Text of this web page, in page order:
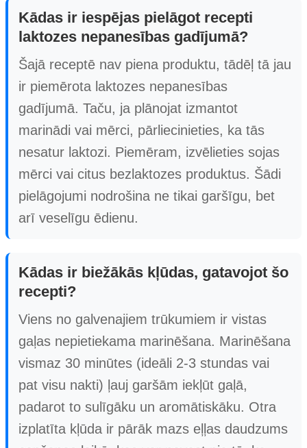
Kādas ir iespējas pielāgot recepti
laktozes nepanesības gadījumā?
Šajā receptē nav piena produktu, tādēļ tā jau
ir piemērota laktozes nepanesības
gadījumā. Taču, ja plānojat izmantot
marinādi vai mērci, pārliecinieties, ka tās
nesatur laktozi. Piemēram, izvēlieties sojas
mērci vai citus bezlaktozes produktus. Šādi
pielāgojumi nodrošina ne tikai garšīgu, bet
arī veselīgu ēdienu.
Kādas ir biežākās kļūdas, gatavojot šo
recepti?
Viens no galvenajiem trūkumiem ir vistas
gaļas nepietiekama marinēšana. Marinēšana
vismaz 30 minūtes (ideāli 2-3 stundas vai
pat visu nakti) ļauj garšām iekļūt gaļā,
padarot to sulīgāku un aromātiskāku. Otra
izplatīta kļūda ir pārāk mazs eļļas daudzums